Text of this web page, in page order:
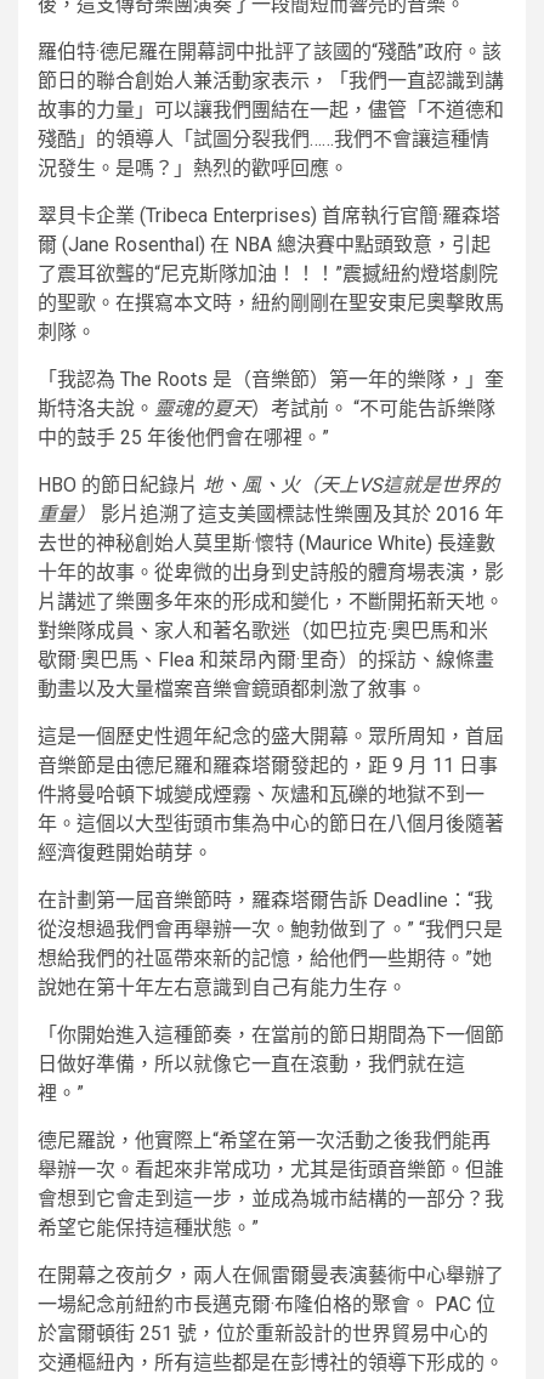
羅伯特·德尼羅在開幕詞中批評了該國的“殘酷”政府。該
節日的聯合創始人兼活動家表示，「我們一直認識到講
故事的力量」可以讓我們團結在一起，儘管「不道德和
殘酷」的領導人「試圖分裂我們……我們不會讓這種情
況發生。是嗎？」熱烈的歡呼回應。
翠貝卡企業 (Tribeca Enterprises) 首席執行官簡·羅森塔
爾 (Jane Rosenthal) 在 NBA 總決賽中點頭致意，引起
了震耳欲聾的“尼克斯隊加油！！！”震撼紐約燈塔劇院
的聖歌。在撰寫本文時，紐約剛剛在聖安東尼奧擊敗馬
刺隊。
「我認為 The Roots 是（音樂節）第一年的樂隊，」奎
斯特洛夫說。 靈魂的夏天）考試前。 “不可能告訴樂隊
中的鼓手 25 年後他們會在哪裡。”
HBO 的節日紀錄片 地、風、火（天上VS這就是世界的
重量） 影片追溯了這支美國標誌性樂團及其於 2016 年
去世的神秘創始人莫里斯·懷特 (Maurice White) 長達數
十年的故事。從卑微的出身到史詩般的體育場表演，影
片講述了樂團多年來的形成和變化，不斷開拓新天地。
對樂隊成員、家人和著名歌迷（如巴拉克·奧巴馬和米
歇爾·奧巴馬、Flea 和萊昂內爾·里奇）的採訪、線條畫
動畫以及大量檔案音樂會鏡頭都刺激了敘事。
這是一個歷史性週年紀念的盛大開幕。眾所周知，首屆
音樂節是由德尼羅和羅森塔爾發起的，距 9 月 11 日事
件將曼哈頓下城變成煙霧、灰燼和瓦礫的地獄不到一
年。這個以大型街頭市集為中心的節日在八個月後隨著
經濟復甦開始萌芽。
在計劃第一屆音樂節時，羅森塔爾告訴 Deadline：“我
從沒想過我們會再舉辦一次。鮑勃做到了。” “我們只是
想給我們的社區帶來新的記憶，給他們一些期待。”她
說她在第十年左右意識到自己有能力生存。
「你開始進入這種節奏，在當前的節日期間為下一個節
日做好準備，所以就像它一直在滾動，我們就在這
裡。”
德尼羅說，他實際上“希望在第一次活動之後我們能再
舉辦一次。看起來非常成功，尤其是街頭音樂節。但誰
會想到它會走到這一步，並成為城市結構的一部分？我
希望它能保持這種狀態。”
在開幕之夜前夕，兩人在佩雷爾曼表演藝術中心舉辦了
一場紀念前紐約市長邁克爾·布隆伯格的聚會。 PAC 位
於富爾頓街 251 號，位於重新設計的世界貿易中心的
交通樞紐內，所有這些都是在彭博社的領導下形成的。